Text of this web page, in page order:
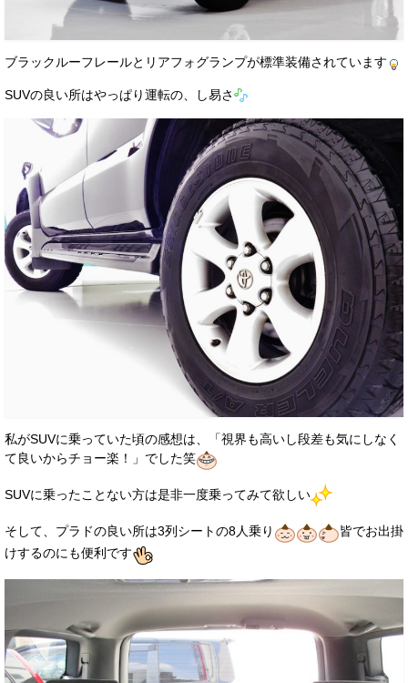
ブラックルーフレールとリアフォグランプが標準装備されています
SUVの良い所はやっぱり運転の、し易さ
私がSUVに乗っていた頃の感想は、「視界も高いし段差も気にしなく
て良いからチョー楽！」でした笑
SUVに乗ったことない方は是非一度乗ってみて欲しい
そして、プラドの良い所は3列シートの8人乗り
皆でお出掛
けするのにも便利です